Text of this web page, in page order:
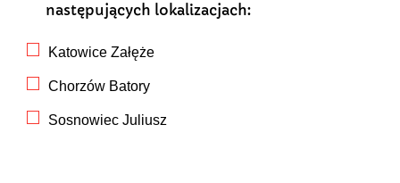
następujących lokalizacjach:
Katowice Załęże
Chorzów Batory
Sosnowiec Juliusz